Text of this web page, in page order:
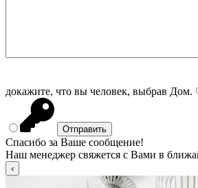
докажите, что вы человек, выбрав Дом.
Спасибо за Ваше сообщение!
Наш менеджер свяжется с Вами в